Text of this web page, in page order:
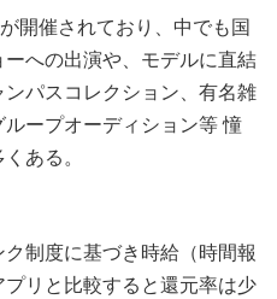
開催されており、中でも国
への出演や、モデルに直結
パスコレクション、有名雑
ープオーディション等 憧
ある。
制度に基づき時給（時間報
リと比較すると還元率は少